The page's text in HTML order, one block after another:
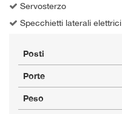
Servosterzo
Specchietti laterali elettrici
Posti
Porte
Peso